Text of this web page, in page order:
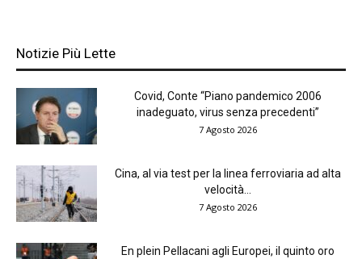
Notizie Più Lette
Covid, Conte “Piano pandemico 2006
inadeguato, virus senza precedenti”
7 Agosto 2026
Cina, al via test per la linea ferroviaria ad alta
velocità...
7 Agosto 2026
En plein Pellacani agli Europei, il quinto oro